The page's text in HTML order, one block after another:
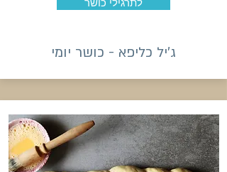
לתרגילי כושר
ג'יל כליפא - כושר יומי